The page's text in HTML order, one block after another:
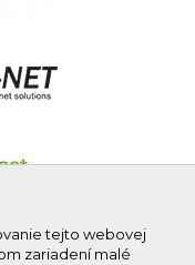
tejto webovej
zariadení malé